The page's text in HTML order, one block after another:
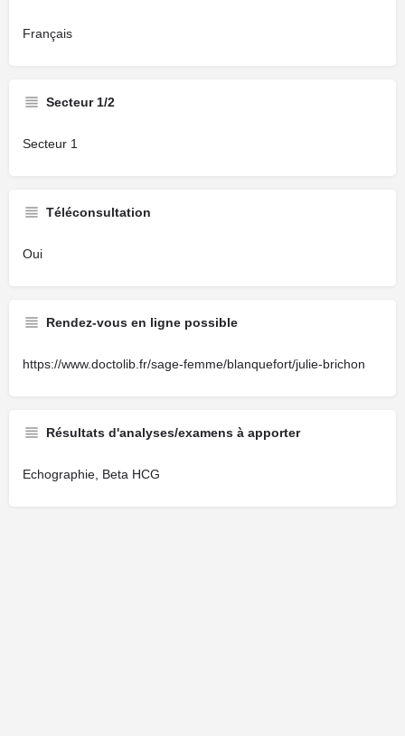
Français
Secteur 1/2
Secteur 1
Téléconsultation
Oui
Rendez-vous en ligne possible
https://www.doctolib.fr/sage-femme/blanquefort/julie-brichon
Résultats d'analyses/examens à apporter
Echographie, Beta HCG